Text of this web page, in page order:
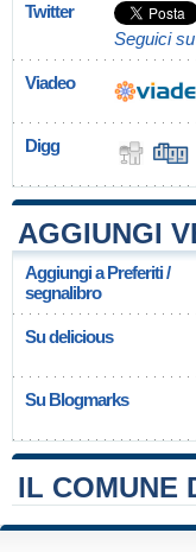
Twitter
Seguici
Viadeo
Digg
AGGIUNGI
Aggiungi a Preferiti /
segnalibro
Su delicious
Su Blogmarks
IL COMUNE